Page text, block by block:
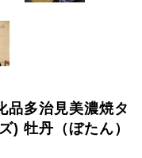
多治見美濃焼タ
) 牡丹（ぼたん）